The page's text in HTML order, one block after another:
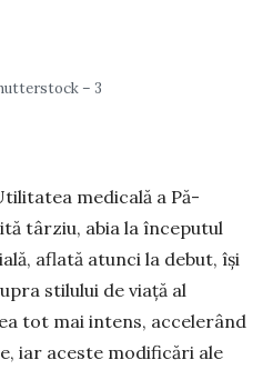
– 3
medicală a Pă­
târziu, abia la înce­putul
aflată atunci la debut, își
stilului de via­ță al
tot mai intens, acce­lerând
iar aceste modifi­cări ale